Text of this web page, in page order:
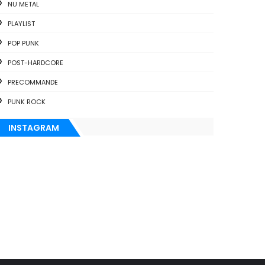
NU METAL
PLAYLIST
POP PUNK
POST-HARDCORE
PRECOMMANDE
PUNK ROCK
INSTAGRAM